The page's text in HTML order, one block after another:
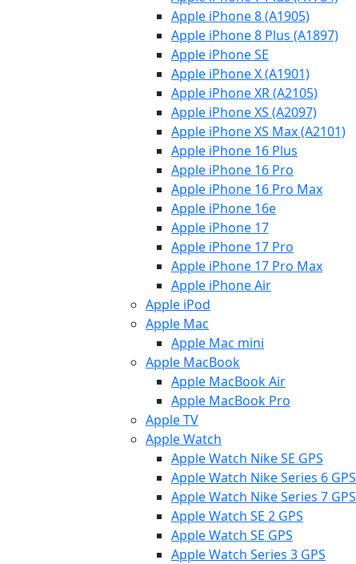
Apple iPhone 8 (A1905)
Apple iPhone 8 Plus (A1897)
Apple iPhone SE
Apple iPhone X (A1901)
Apple iPhone XR (A2105)
Apple iPhone XS (A2097)
Apple iPhone XS Max (A2101)
Apple iPhone 16 Plus
Apple iPhone 16 Pro
Apple iPhone 16 Pro Max
Apple iPhone 16e
Apple iPhone 17
Apple iPhone 17 Pro
Apple iPhone 17 Pro Max
Apple iPhone Air
Apple iPod
Apple Mac
Apple Mac mini
Apple MacBook
Apple MacBook Air
Apple MacBook Pro
Apple TV
Apple Watch
Apple Watch Nike SE GPS
Apple Watch Nike Series 6 GPS
Apple Watch Nike Series 7 GPS
Apple Watch SE 2 GPS
Apple Watch SE GPS
Apple Watch Series 3 GPS